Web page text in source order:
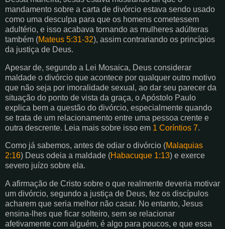
mandamento sobre a carta de divórcio estava sendo usado
como uma desculpa para que os homens cometessem
adultério, e isso acabava tornando as mulheres adúlteras
também (Mateus 5:31-32), assim contrariando os princípios
da justiça de Deus.
Apesar de, segundo a Lei Mosaica, Deus considerar
maldade o divórcio que acontece por qualquer outro motivo
que não seja por imoralidade sexual, ao dar seu parecer da
situação do ponto de vista da graça, o Apóstolo Paulo
explica bem a questão do divórcio, especialmente quando
se trata de um relacionamento entre uma pessoa crente e
outra descrente. Leia mais sobre isso em 1 Coríntios 7.
Como já sabemos, antes de odiar o divórcio (Malaquias
2:16) Deus odeia a maldade (Habacuque 1:13) e exerce
severo juízo sobre ela.
A afirmação de Cristo sobre o que realmente deveria motivar
um divórcio, segundo a justiça de Deus, fez os discípulos
acharem que seria melhor não casar. No entanto, Jesus
ensina-lhes que ficar solteiro, sem se relacionar
afetivamente com alguém, é algo para poucos, e que essa